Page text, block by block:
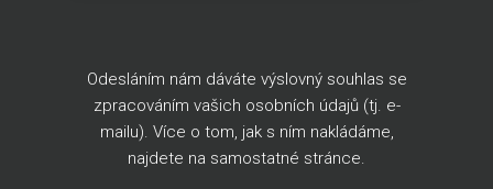
Odesláním nám dáváte výslovný souhlas se
zpracováním vašich osobních údajů (tj. e-
mailu). Více o tom, jak s ním nakládáme,
najdete na samostatné stránce.